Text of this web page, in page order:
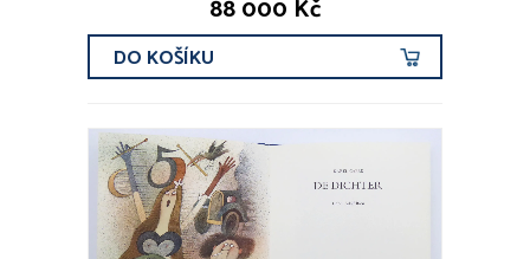
CENOVÉ ROZMEZÍ
DRUHY KOVŮ
88 000 Kč
DO KOŠÍKU